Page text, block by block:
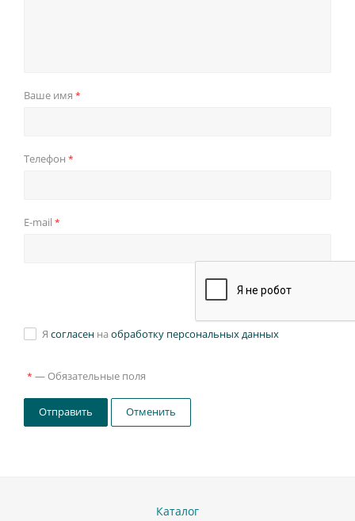
Ваше имя *
Телефон *
E-mail *
Я согласен на обработку персональных данных
* — Обязательные поля
Отправить Отменить
Каталог